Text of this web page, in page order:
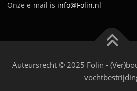
Onze e-mail is info@Folin.nl